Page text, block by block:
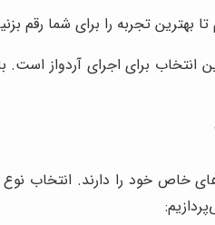
تجربه را برای شما رقم
انتخاب برای اجرای آردواز است.
خاص خود را دارند.